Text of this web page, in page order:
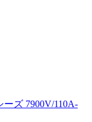
ズ 7900V/110A-